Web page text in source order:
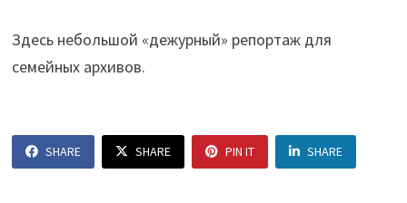
Здесь небольшой «дежурный» репортаж для
семейных архивов.
SHARE SHARE PIN IT SHARE